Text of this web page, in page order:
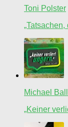
Toni Polster
Michael
„Keiner